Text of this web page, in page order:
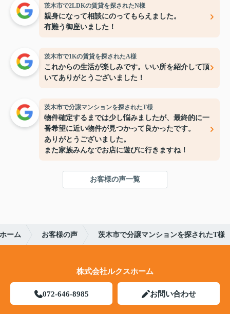
茨木市で2LDKの賃貸を探されたN様
親身になって相談にのってもらえました。
有難う御座いました！
茨木市で1Kの賃貸を探されたA様
これからの生活が楽しみです。いい所を紹介して頂
いてありがとうございました！
茨木市で分譲マンションを探されたT様
物件確定するまでは少し悩みましたが、最終的に一
番希望に近い物件が見つかって良かったです。
ありがとうございました。
また家族みんなでお店に遊びに行きますね！
お客様の声一覧
ーム お客様の声 茨木市で分譲マンションを探されたT様
株式会社ルクスホーム
072-646-8985 お問い合わせ